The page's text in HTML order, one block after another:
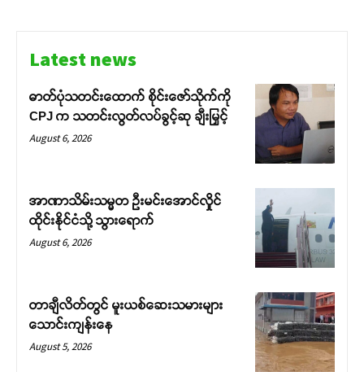
Latest news
ဓာတ်ပုံသတင်းထောက် စိုင်းဇော်သိုက်ကို
CPJ က သတင်းလွတ်လပ်ခွင့်ဆု ချီးမြှင့်
August 6, 2026
အာဏာသိမ်းသမ္မတ ဦးမင်းအောင်လှိုင်
ထိုင်းနိုင်ငံသို့ သွားရောက်
August 6, 2026
တာချီလိတ်တွင် မူးယစ်ဆေးသမားများ
သောင်းကျန်းနေ
August 5, 2026